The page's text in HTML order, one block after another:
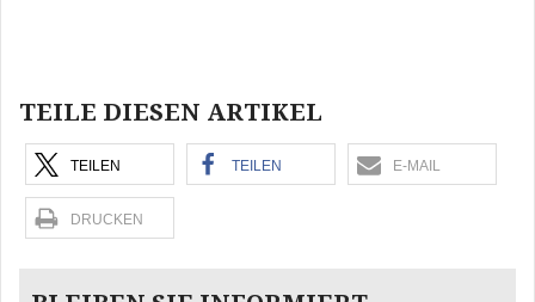
TEILE DIESEN ARTIKEL
TEILEN TEILEN E-MAIL
DRUCKEN